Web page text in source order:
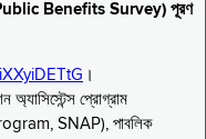
(Public Benefits Survey) পূরণ
।
অ্যাসিস্টেন্স প্রোগ্রাম
SNAP), পাবলিক